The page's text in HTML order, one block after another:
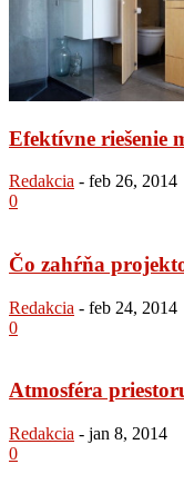
Efektívne riešenie
Redakcia - feb 26, 2014
0
Čo zahŕňa
Redakcia - feb 24, 2014
0
Atmosféra
Redakcia - jan 8, 2014
0